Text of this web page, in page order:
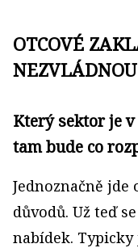
OTCOVÉ
NEZVLÁDNOU
Který sektor je
tam bude co
Jednoznačně
důvodů. Už teď
nabídek.